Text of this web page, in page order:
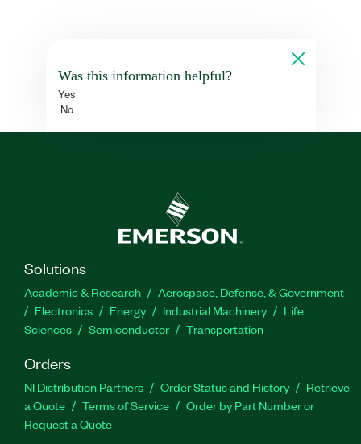
Was this information helpful?
Yes
No
Solutions
Academic & Research
Aerospace, Defense, & Government
Electronics
Energy Industrial Machinery
Life
Sciences
Semiconductor Transportation
Orders
NI Distribution Partners Order Status and History
Retrieve
a Quote
Terms of Service
Order by Part Number or
Request a Quote